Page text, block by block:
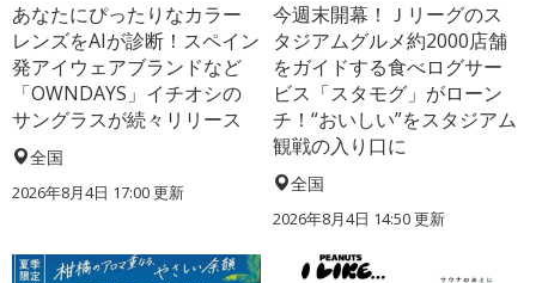
あなたにぴったりなカラー
レンズをAIが診断！スペイン
発アイウェアブランドなど
「OWNDAYS」イチオシの
サングラスが続々リリース
全国
2026年8月4日 17:00更新
今週末開幕！Ｊリーグのス
タジアムグルメ約2000店舗
をガイドする食べログサー
ビス「スタモグ」がローン
チ！“おいしい”をスタジアム
観戦の入り口に
全国
2026年8月4日 14:50更新